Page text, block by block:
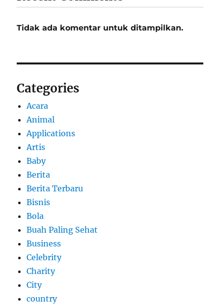
Tidak ada komentar untuk ditampilkan.
Categories
Acara
Animal
Applications
Artis
Baby
Berita
Berita Terbaru
Bisnis
Bola
Buah Paling Sehat
Business
Celebrity
Charity
City
country